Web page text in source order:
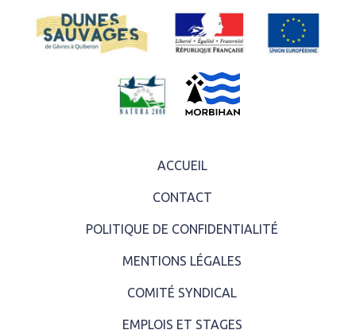
ACCUEIL
CONTACT
POLITIQUE DE CONFIDENTIALITÉ
MENTIONS LÉGALES
COMITÉ SYNDICAL
EMPLOIS ET STAGES